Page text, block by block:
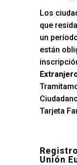
Los
que
un
están
Tarjeta
Unión